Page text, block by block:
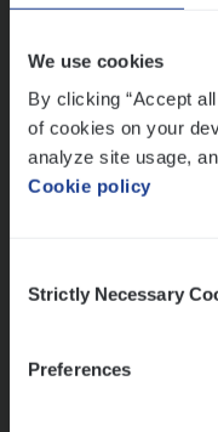
We use cookies
By clicking “Accept
of cookies on your
analyze site usage,
Cookie policy
Selection
Strictly Necessary
Preferences
Lees onze verhalen
Meer dan collega’s:
versterken
Mathias houdt van